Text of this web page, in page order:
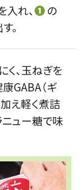
入れ、❶ の
。
く、玉ねぎを
GABA（ギ
加え軽く煮詰
ニュー糖で味